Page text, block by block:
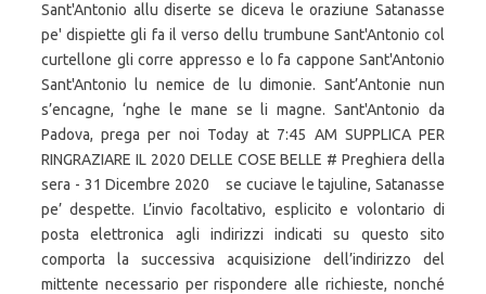
Sant'Antonio allu diserte se diceva le oraziune Satanasse
pe' dispiette gli fa il verso dellu trumbune Sant'Antonio col
curtellone gli corre appresso e lo fa cappone Sant'Antonio
Sant'Antonio lu nemice de lu dimonie. Sant’Antonie nun
s’encagne, ‘nghe le mane se li magne. Sant'Antonio da
Padova, prega per noi Today at 7:45 AM SUPPLICA PER
RINGRAZIARE IL 2020 DELLE COSE BELLE # Preghiera della
sera - 31 Dicembre 2020 ️ ️ ️ se cuciave le tajuline, Satanasse
pe’ despette. L’invio facoltativo, esplicito e volontario di
posta elettronica agli indirizzi indicati su questo sito
comporta la successiva acquisizione dell’indirizzo del
mittente necessario per rispondere alle richieste, nonché